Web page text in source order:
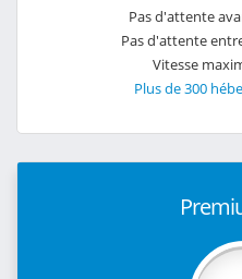
Pas d'attente
Pas d'attente
Vitesse
Plus de 300